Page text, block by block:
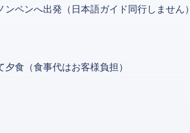
ペンへ出発（日本語ガイド同行しません）
夕食（食事代はお客様負担）